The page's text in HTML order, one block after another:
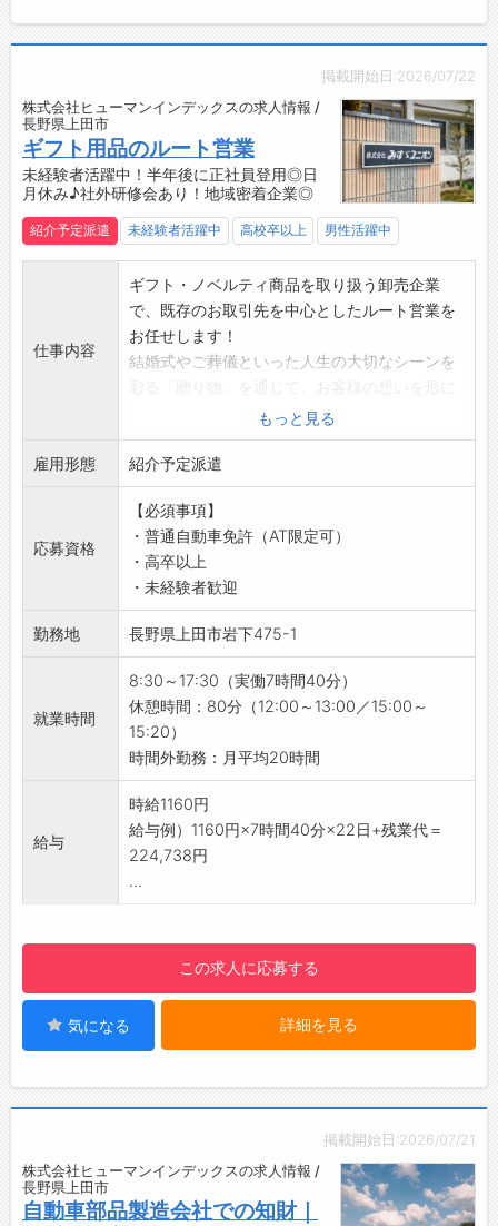
◆職場見学可能！自分が働くイメージができま
みなさまのご応募を心よりお待ちしております
＾＾
☆
【企業について】
・住宅・公共事業向けの水まわり商材や建設機
・県内に6つの事業所を展開し、幅広く営業活
動を行っています。
・関連企業と連携し、グループ総合力で快適な
暮らしをサポートしています。
【やりがい】
・お客様に必要とされる商品やサービスを提供
・未経験からスタートしても、着実に成長を感
じられる環境で働けます。
【便利な立地】
・徒歩4分でスーパー、徒歩7分でコンビニがあ
☆----------------------------------------
◆給与前払い制度あり！
勤務実績に応じて、給与前払いが可能です◎
簡単申請！簡単受取！日払い即日払い対応！
☆----------------------------------------
即日対応!!フォロー体制もバッチリ
登録はご自宅からお電話で可能です◎
☆----------------------------------------
☆
◆職場見学可能！自分が働くイメージができま
す。
みなさまのご応募を心よりお待ちしております
＾＾
☆----------------------------------------
☆
掲載開始日:2026/07/22
株式会社ヒューマンインデックスの求人情報 /
長野県上田市
ギフト用品のルート営業
未経験者活躍中！半年後に正社員登用◎日
月休み♪社外研修会あり！地域密着企業◎
紹介予定派遣 未経験者活躍中 高校卒以上 男性活躍中
仕事内容
ギフト・ノベルティ商品を取り扱う卸売企業
で、既存のお取引先を中心としたルート営業を
お任せします！
結婚式やご葬儀といった人生の大切なシーンを
信頼関係をじっくり築いていくスタイルなの
で、未経験の方も安心してスタートできます♪
【具体的な業務内容】
■ルート営業
・既存のお取引先への定期訪問
・プレゼン資料を使用した商品・企画のご提案
◎営業先：結婚式場、葬儀ホールなど
■納品
・お得意先への商品の納品
■事務業務
・契約書、見積書の作成
・顧客情報の管理
・営業活動を支える各種事務作業
【研修制度】
・最初は先輩社員に同行し、仕事の流れを一つ
ずつ覚えていただきます。
・商品知識や提案力が自然と身につく環境で
【紹介予定派遣♪】
・正社員登用を前提としたお仕事です。
・将来を見据えて、腰を据えて働きたい方にピ
【やりがい】
・贈る人、受け取る人、双方の笑顔を生み出す
・ギフトを通して、人と人との気持ちをつなぐ
やりがいのある仕事です。
もっと見る
雇用形態 紹介予定派遣
応募資格
【必須事項】
・普通自動車免許（AT限定可）
・高卒以上
・未経験者歓迎
勤務地 長野県上田市岩下475-1
就業時間
8:30～17:30（実働7時間40分）
休憩時間：80分（12:00～13:00／15:00～
15:20）
時間外勤務：月平均20時間
給与
時給1160円
給与例）1160円×7時間40分×22日+残業代＝
224,738円
...
この求人に応募する
気になる 詳細を見る
掲載開始日:2026/07/21
株式会社ヒューマンインデックスの求人情報 /
長野県上田市
自動車部品製造会社での知財｜